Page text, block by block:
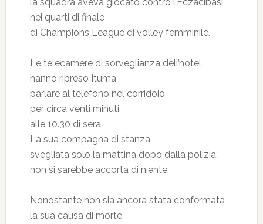
nei quarti di finale
di Champions League di volley femminile.
Le telecamere di sorveglianza dell’hotel
hanno ripreso Ituma
parlare al telefono nel corridoio
per circa venti minuti
alle 10.30 di sera.
La sua compagna di stanza,
svegliata solo la mattina dopo dalla polizia,
non si sarebbe accorta di niente.
Nonostante non sia ancora stata confermata
la sua causa di morte,